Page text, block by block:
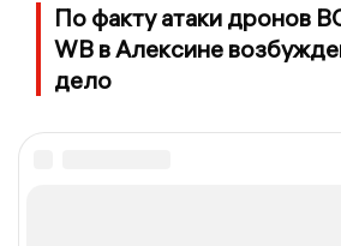
По факту атаки дронов
WB в Алексине
дело